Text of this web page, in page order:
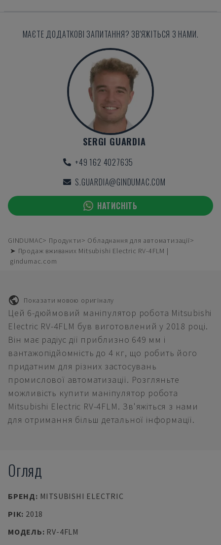
МАЄТЕ ДОДАТКОВІ ЗАПИТАННЯ? ЗВ'ЯЖІТЬСЯ З НАМИ.
SERGI GUARDIA
+49 162 4027635
S.GUARDIA@GINDUMAC.COM
НАТИСНІТЬ
GINDUMAC Продукти
Обладнання для автоматизації
➤ Продаж вживаних Mitsubishi Electric RV-4FLM |
gindumac.com
Показати мовою оригіналу
Цей 6-дюймовий маніпулятор робота Mitsubishi
Electric RV-4FLM був виготовлений у 2018 році.
Він має радіус дії приблизно 649 мм і
вантажопідйомність до 4 кг, що робить його
придатним для різних застосувань
промислової автоматизації. Розгляньте
можливість купити маніпулятор робота
Mitsubishi Electric RV-4FLM. Зв'яжіться з нами
для отримання більш детальної інформації.
Огляд
БРЕНД: MITSUBISHI ELECTRIC
РІК: 2018
МОДЕЛЬ: RV-4FLM